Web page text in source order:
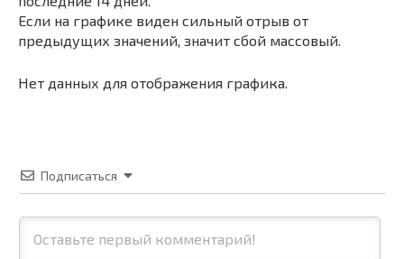
Если на графике виден сильный отрыв от
предыдущих значений, значит сбой массовый.
Нет данных для отображения графика.
Подписаться